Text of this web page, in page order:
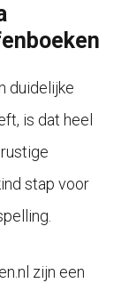
duidelijke
is dat heel
stap voor
zijn een